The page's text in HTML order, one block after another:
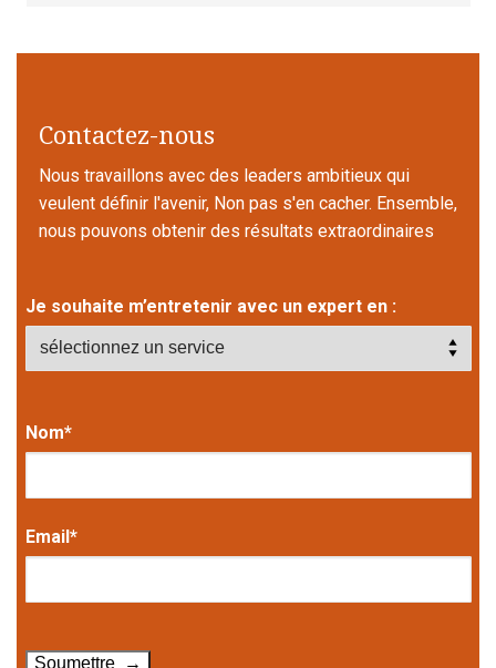
Contactez-nous
Nous travaillons avec des leaders ambitieux qui
veulent définir l'avenir, Non pas s'en cacher. Ensemble,
nous pouvons obtenir des résultats extraordinaires
Je souhaite m’entretenir avec un expert en :
Nom*
Email*